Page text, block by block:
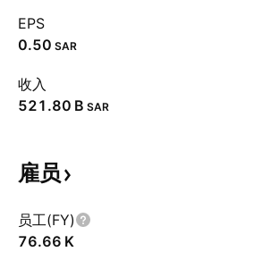
EPS
0.50 SAR
收入
‪521.80 B‬ SAR
雇员
员工(FY)
‪76.66 K‬